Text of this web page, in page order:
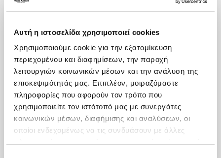
Αυτή η ιστοσελίδα χρησιμοποιεί cookies
Χρησιμοποιούμε cookie για την εξατομίκευση
περιεχομένου και διαφημίσεων, την παροχή
λειτουργιών κοινωνικών μέσων και την ανάλυση της
επισκεψιμότητάς μας. Επιπλέον, μοιραζόμαστε
πληροφορίες που αφορούν τον τρόπο που
χρησιμοποιείτε τον ιστότοπό μας με συνεργάτες
κοινωνικών μέσων, διαφήμισης και αναλύσεων, οι
οποίοι ενδεχομένως να τις συνδυάσουν με άλλες
HIGHLIGHTS
Αξιοθέατα Δραστηριότητες
Γαστρονομία